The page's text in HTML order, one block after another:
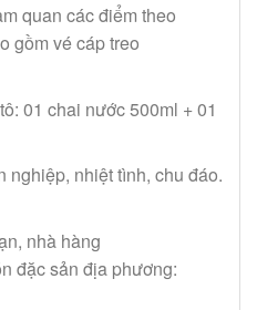
quan các điểm theo
gồm vé cáp treo
01 chai nước 500ml + 01
nghiệp, nhiệt tình, chu đáo.
nhà hàng
đặc sản địa phương: